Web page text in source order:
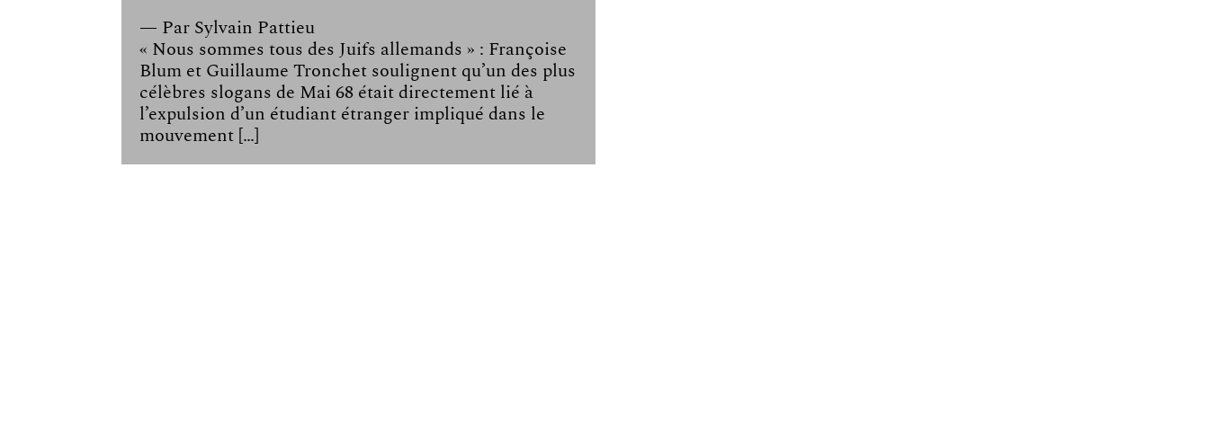
— Par Sylvain Pattieu
« Nous sommes tous des Juifs allemands » : Françoise
Blum et Guillaume Tronchet soulignent qu’un des plus
célèbres slogans de Mai 68 était directement lié à
l’expulsion d’un étudiant étranger impliqué dans le
mouvement […]